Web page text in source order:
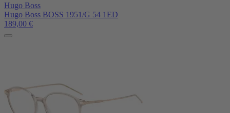
Hugo Boss
Hugo Boss BOSS 1951/G 54 1ED
189,00 €